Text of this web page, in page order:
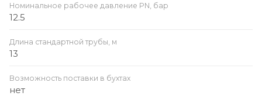
Номинальное рабочее давление PN, бар
12.5
Длина стандартной трубы, м
13
Возможность поставки в бухтах
нет